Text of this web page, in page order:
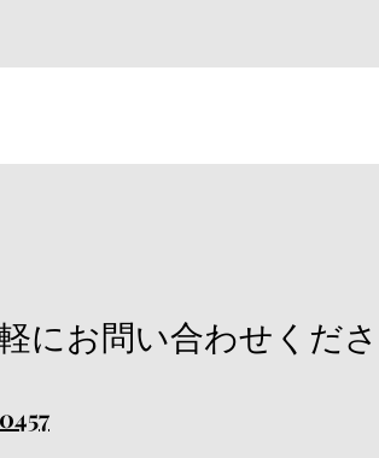
にお問い合わせくださ